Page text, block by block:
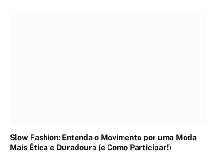
Slow Fashion: Entenda o Movimento por uma Moda
Mais Ética e Duradoura (e Como Participar!)